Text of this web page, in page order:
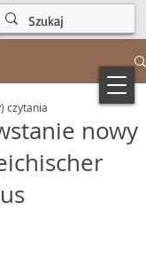
nowy
czytania